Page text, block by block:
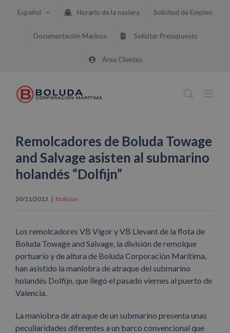
Español Horario de la naviera Solicitud de Empleo
Documentación Marinos Solicitar Presupuesto
Área Clientes
Remolcadores de Boluda Towage
and Salvage asisten al submarino
holandés “Dolfijn”
20/11/2013 | Noticias
Los remolcadores VB Vigor y VB Llevant de la flota de
Boluda Towage and Salvage, la división de remolque
portuario y de altura de Boluda Corporación Marítima,
han asistido la maniobra de atraque del submarino
holandés Dolfijn, que llegó el pasado viernes al puerto de
Valencia.
La maniobra de atraque de un submarino presenta unas
peculiaridades diferentes a un barco convencional que